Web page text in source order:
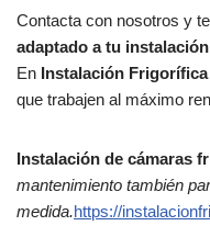
Contacta con nosotros y
adaptado a tu
En Instalación Frigorífica
que trabajen al máximo
Instalación de cámaras
mantenimiento también
medida.https://